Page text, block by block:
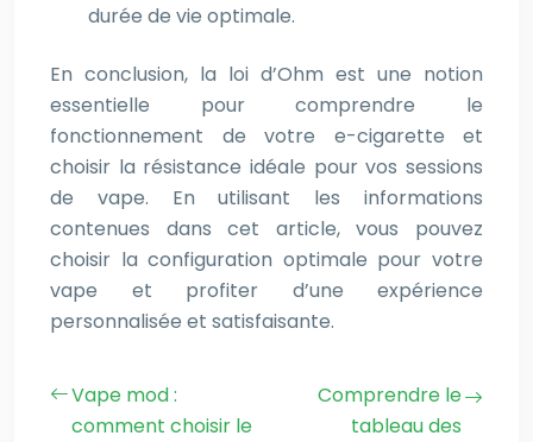
durée de vie optimale.
En conclusion, la loi d’Ohm est une notion
essentielle pour comprendre le
fonctionnement de votre e-cigarette et
choisir la résistance idéale pour vos sessions
de vape. En utilisant les informations
contenues dans cet article, vous pouvez
choisir la configuration optimale pour votre
vape et profiter d’une expérience
personnalisée et satisfaisante.
Vape mod :
comment choisir le
Comprendre le
tableau des